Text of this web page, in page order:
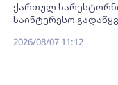
ქართულ
საინტერესო
2026/08/07 11:12